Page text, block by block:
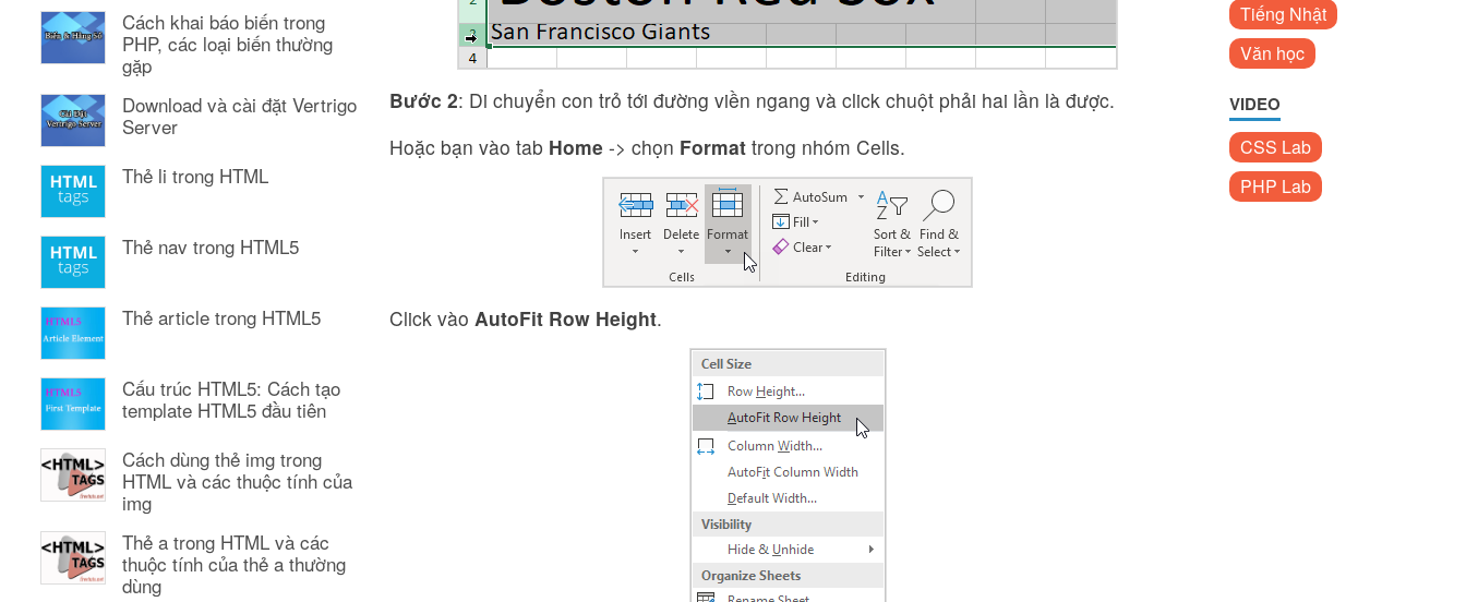
Cách khai báo biến trong
PHP, các loại biến thường
gặp
Download và cài đặt Vertrigo
Server
Thẻ li trong HTML
Thẻ nav trong HTML5
Thẻ article trong HTML5
Cấu trúc HTML5: Cách tạo
template HTML5 đầu tiên
Cách dùng thẻ img trong
HTML và các thuộc tính của
img
Thẻ a trong HTML và các
thuộc tính của thẻ a thường
dùng
Bước 2: Di chuyển con trỏ tới đường viền ngang và click chuột phải hai lần là được.
Hoặc bạn vào tab Home -> chọn Format trong nhóm Cells.
Click vào AutoFit Row Height.
Tiếng Nhật
Văn học
VIDEO
CSS Lab
PHP Lab